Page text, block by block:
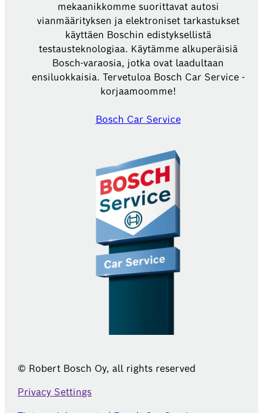
mekaanikkomme suorittavat autosi
vianmäärityksen ja elektroniset tarkastukset
käyttäen Boschin edistyksellistä
testausteknologiaa. Käytämme alkuperäisiä
Bosch-varaosia, jotka ovat laadultaan
ensiluokkaisia. Tervetuloa Bosch Car Service -
korjaamoomme!
Bosch Car Service
© Robert Bosch Oy, all rights reserved
Privacy Settings